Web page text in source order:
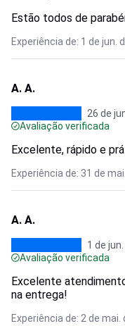
Estão todos de
Experiência de: 1 de jun.
A. A.
26 de
Avaliação verificada
Excelente, rápido e
Experiência de: 31 de
A. A.
1 de
Avaliação verificada
Excelente
na entrega!
Experiência de: 2 de mai.